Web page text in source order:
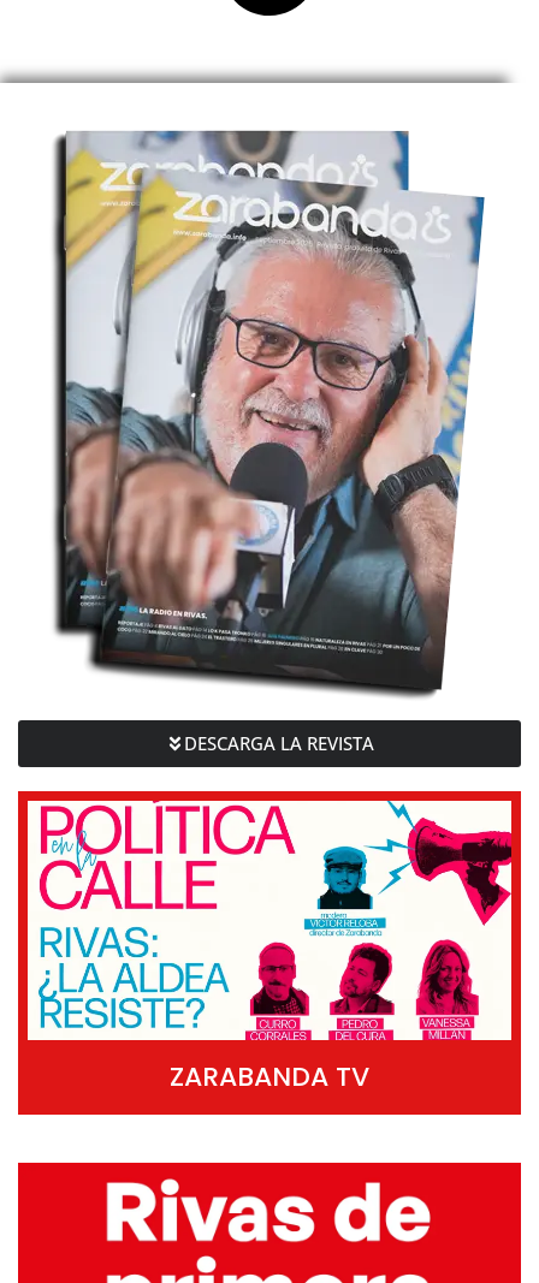
DESCARGA LA REVISTA
ZARABANDA TV